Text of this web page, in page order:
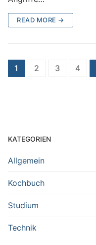
READ MORE →
1 2 3 4
KATEGORIEN
Allgemein
Kochbuch
Studium
Technik